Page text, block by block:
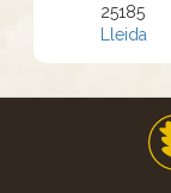
25185
Lleida